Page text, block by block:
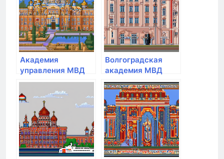
Академия
управления МВД
России
Волгоградская
академия МВД
России